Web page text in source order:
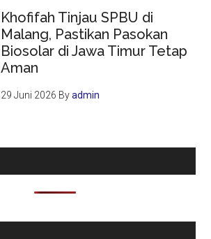
Khofifah Tinjau SPBU di
Malang, Pastikan Pasokan
Biosolar di Jawa Timur Tetap
Aman
29 Juni 2026 Byadmin